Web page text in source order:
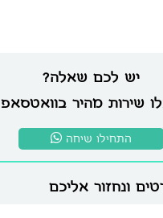
יש לכם שאלה?
שירות מהיר בוואטסאפ
התחילו שיחה
ונחזור אליכם